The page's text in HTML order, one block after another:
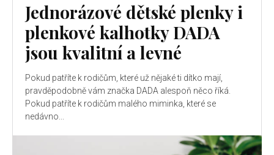
Jednorázové dětské plenky i
plenkové kalhotky DADA
jsou kvalitní a levné
Pokud patříte k rodičům, které už nějaké ti dítko mají,
pravděpodobně vám značka DADA alespoň něco říká.
Pokud patříte k rodičům malého miminka, které se
nedávno...